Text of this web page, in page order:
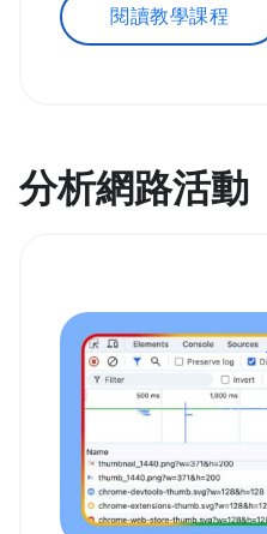
閱讀教學課程
分析網路活動